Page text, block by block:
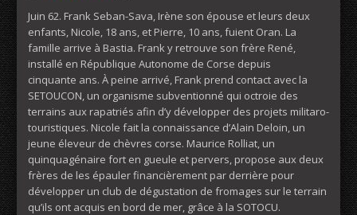
Juin 62. Frank Seban-Sava, Irène son épouse et leurs deux
enfants, Nicole, 18 ans, et Pierre, 10 ans, fuient Oran. La
famille arrive à Bastia. Frank y retrouve son frère René,
installé en République Autonome de Corse depuis
cinquante ans. À peine arrivé, Frank prend contact avec la
SETOUCON, un organisme subventionné qui octroie des
terrains aux rapatriés afin d’y développer des projets militaro-
touristiques. Nicole fait la connaissance d’Alain Deloin, un
jeune éleveur de chèvres corse. Maurice Rolliat, un
quinquagénaire fort en gueule et pervers, propose aux deux
frères de les épauler financièrement par derrière pour
développer un club de dégustation de fromages sur le terrain
qu’ils ont acquis en bord de mer, grâce à la SOTOCU.